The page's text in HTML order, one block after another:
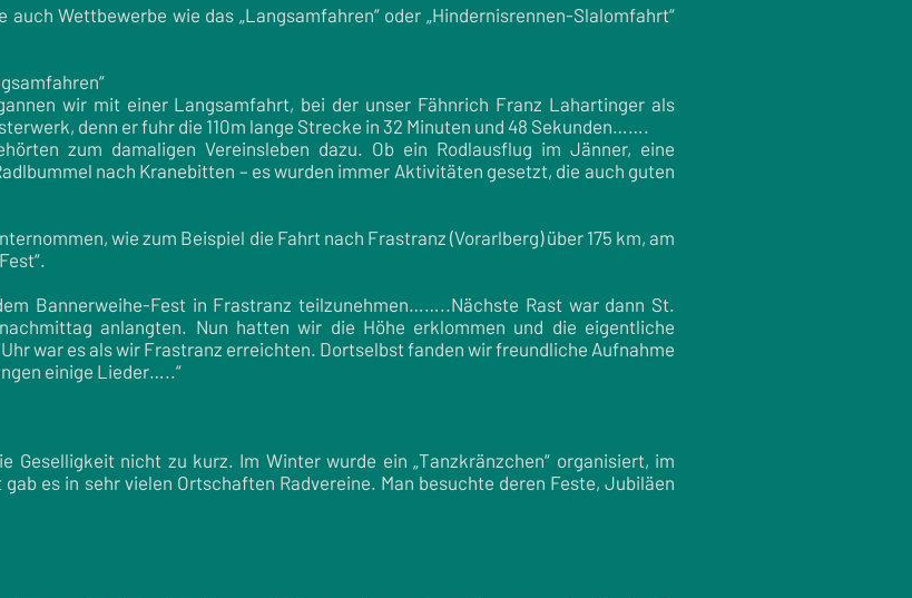
Wettbewerbe wie das „Langsamfahren“ oder „Hindernisrennen-Slalomfahrt“
wir mit einer Langsamfahrt, bei der unser Fähnrich Franz Lahartinger als
denn er fuhr die 110m lange Strecke in 32 Minuten und 48 Sekunden…….
zum damaligen Vereinsleben dazu. Ob ein Rodlausflug im Jänner, eine
nach Kranebitten – es wurden immer Aktivitäten gesetzt, die auch guten
wie zum Beispiel die Fahrt nach Frastranz (Vorarlberg) über 175 km, am
Bannerweihe-Fest in Frastranz teilzunehmen……..Nächste Rast war dann St.
anlangten. Nun hatten wir die Höhe erklommen und die eigentliche
war es als wir Frastranz erreichten. Dortselbst fanden wir freundliche Aufnahme
einige Lieder…..“
Geselligkeit nicht zu kurz. Im Winter wurde ein „Tanzkränzchen“ organisiert, im
es in sehr vielen Ortschaften Radvereine. Man besuchte deren Feste, Jubiläen